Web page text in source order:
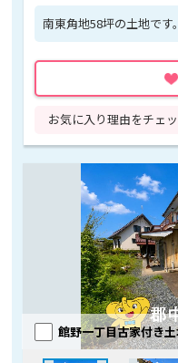
南東角地58坪の土地です。
お気に入り理由をチェ
館野一丁目古家付き